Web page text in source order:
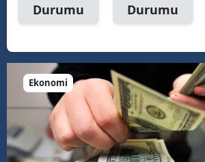
Durumu
Durumu
Ekonomi